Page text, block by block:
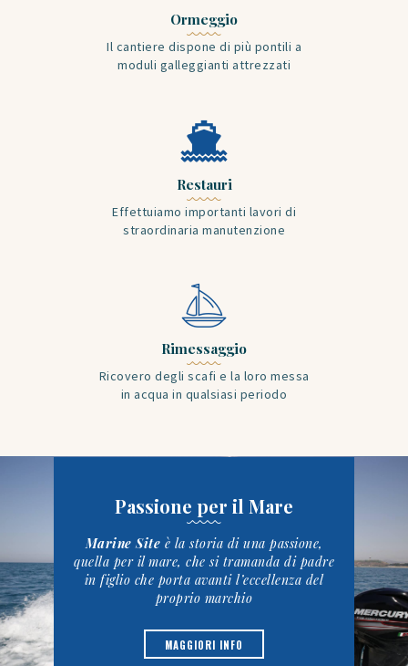
Ormeggio
Il cantiere dispone di più pontili a
moduli galleggianti attrezzati
Restauri
Effettuiamo importanti lavori di
straordinaria manutenzione
Rimessaggio
Ricovero degli scafi e la loro messa
in acqua in qualsiasi periodo
Passione per il Mare
Marine Site è la storia di una passione,
quella per il mare, che si tramanda di padre
in figlio che porta avanti l’eccellenza del
proprio marchio
MAGGIORI INFO